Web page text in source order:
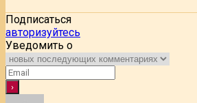
Подписаться
авторизуйтесь
Уведомить о